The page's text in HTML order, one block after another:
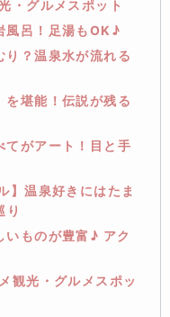
・グルメスポット
風呂！足湯もOK♪
？温泉水が流れる
堪能！伝説が残る
がアート！目と手
温泉好きにはたま
り
ものが豊富♪ アク
観光・グルメスポッ